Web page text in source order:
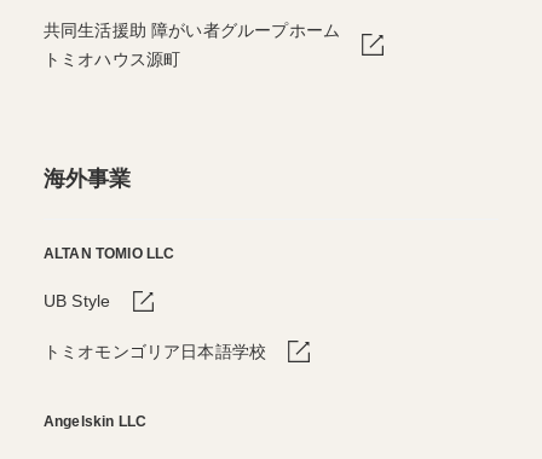
共同生活援助 障がい者グループホーム
トミオハウス源町
海外事業
ALTAN TOMIO LLC
UB Style
トミオモンゴリア日本語学校
Angelskin LLC